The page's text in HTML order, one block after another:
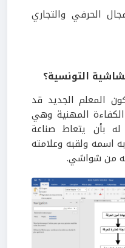
الحرفي والتجاري
التونسية؟
المعلم الجديد قد
المهنية وهي
بأن يتعاط صناعة
اسمه ولقبه وعلامته
من شواشي.